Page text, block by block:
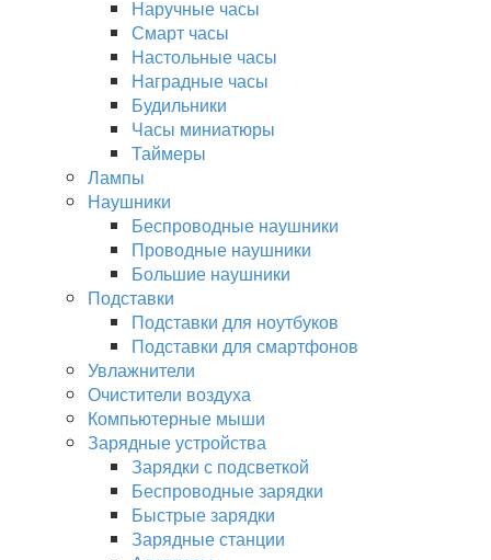
Наручные часы
Смарт часы
Настольные часы
Наградные часы
Будильники
Часы миниатюры
Таймеры
Лампы
Наушники
Беспроводные наушники
Проводные наушники
Большие наушники
Подставки
Подставки для ноутбуков
Подставки для смартфонов
Увлажнители
Очистители воздуха
Компьютерные мыши
Зарядные устройства
Зарядки с подсветкой
Беспроводные зарядки
Быстрые зарядки
Зарядные станции